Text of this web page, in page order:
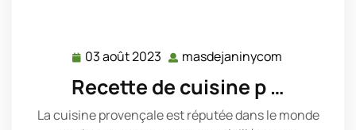
03 août 2023 03
août
2023
masdejaninycom
Recette de cuisine p …
La cuisine provençale est réputée dans le monde